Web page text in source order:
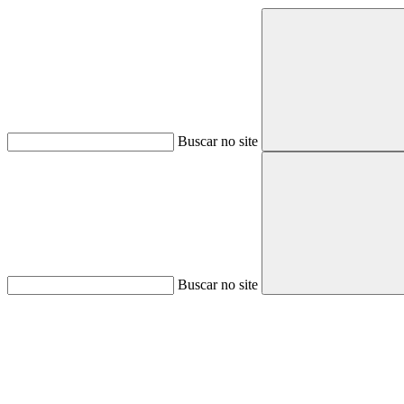
Buscar no site
Buscar no site